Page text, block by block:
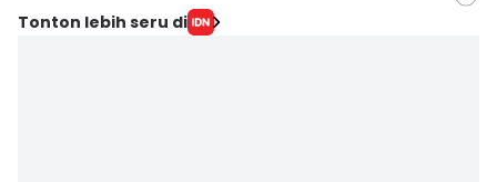
Editor
Tonton lebih seru di